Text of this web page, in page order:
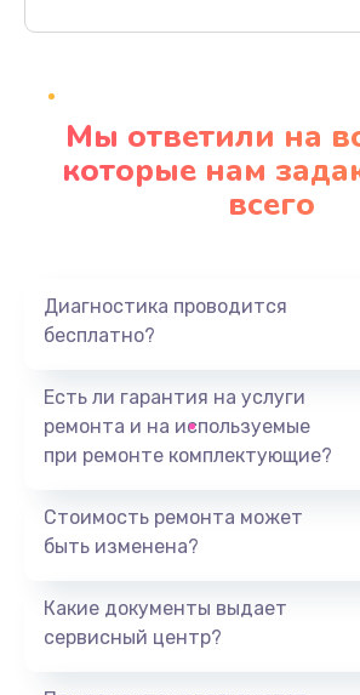
Заказать
Профилактическая
Заказать
1440 руб.
Ремонт южного
Мы ответили на
которые нам
всего
Диагностика проводится
бесплатно?
Есть ли гарантия на услуги
ремонта и на используемые
при ремонте комплектующие?
Стоимость ремонта может
быть изменена?
Какие документы выдает
сервисный центр?